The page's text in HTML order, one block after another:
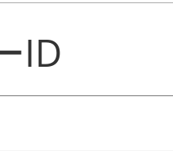
ID